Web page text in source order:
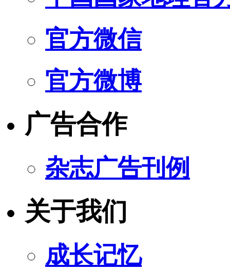
官方微信
官方微博
广告合作
杂志广告刊例
关于我们
成长记忆